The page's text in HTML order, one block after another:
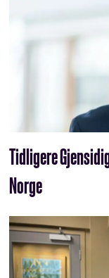
Tidligere
Norge